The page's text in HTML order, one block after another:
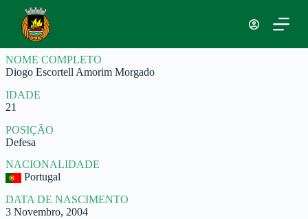
a
r
p
r
a
o
c
o
n
t
e
ú
d
NOME COMPLETO
Diogo Escortell Amorim Morgado
IDADE
21
POSIÇÃO
Defesa
NACIONALIDADE
Portugal
DATA DE NASCIMENTO
3 Novembro, 2004